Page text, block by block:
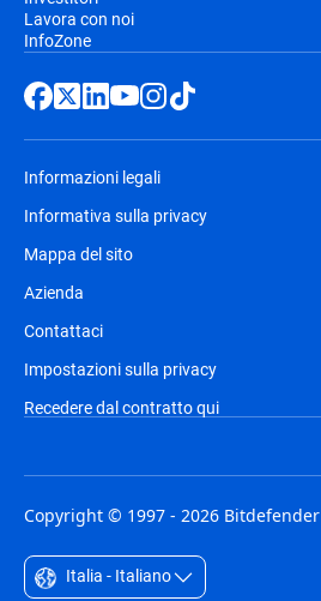
Lavora con noi
InfoZone
Informazioni legali
Informativa sulla privacy
Mappa del sito
Azienda
Contattaci
Impostazioni sulla privacy
Recedere dal contratto qui
Copyright © 1997 - 2026 Bitdefender
Italia - Italiano